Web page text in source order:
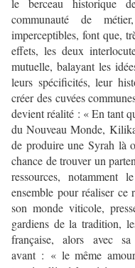
le berceau historique
communauté de
imperceptibles, font que,
effets, les deux
mutuelle, balayant les
leurs spécificités, leur
créer des cuvées
devient réalité : « En tant
du Nouveau Monde,
de produire une Syrah là
chance de trouver un
ressources,
ensemble pour réaliser
son monde viticole,
gardiens de la tradition,
française, alors avec
avant : « le même